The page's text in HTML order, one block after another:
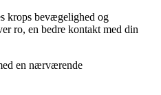
krops bevægelighed og
ro, en bedre kontakt med din
en nærværende